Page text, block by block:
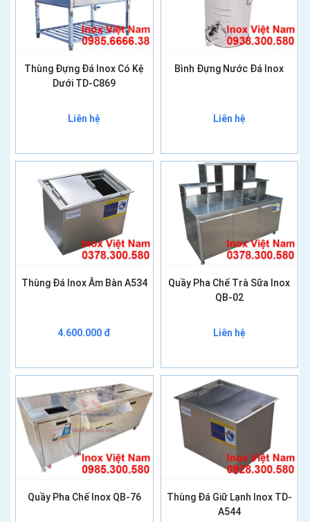
Thùng Đựng Đá Inox Có Kệ
Dưới TD-C869
Liên hệ
Bình Đựng Nước Đá Inox
Liên hệ
Thùng Đá Inox Âm Bàn A534
4.600.000 đ
Quầy Pha Chế Trà Sữa Inox
QB-02
Liên hệ
Quầy Pha Chế Inox QB-76
Thùng Đá Giữ Lạnh Inox TD-
A544